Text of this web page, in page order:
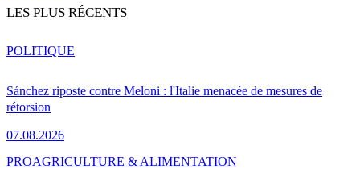
LES PLUS RÉCENTS
Sánchez riposte contre Meloni : l'Italie menacée de mesures de
rétorsion
07.08.2026
POLITIQUE
PROAGRICULTURE & ALIMENTATION